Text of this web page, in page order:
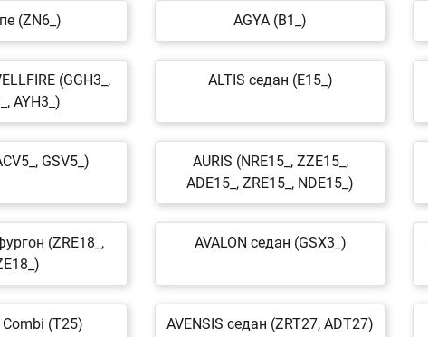
(ZN6_) AGYA (B1_)
(GGH3_,
AYH3_)
ALTIS седан (E15_)
GSV5_)
AURIS (NRE15_, ZZE15_,
ADE15_, ZRE15_, NDE15_)
(ZRE18_,
AVALON седан (GSX3_)
Combi (T25) AVENSIS седан (ZRT27, ADT27)